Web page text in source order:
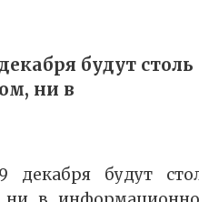
будут столь
ни в
будут